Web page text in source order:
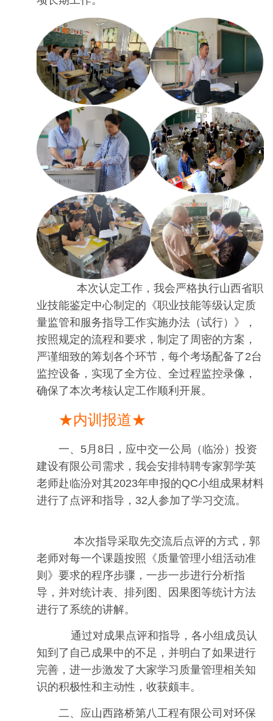
本次认定工作，我会严格执行山西省职
业技能鉴定中心制定的《职业技能等级认定质
量监管和服务指导工作实施办法（试行）》，
按照规定的流程和要求，制定了周密的方案，
严谨细致的筹划各个环节，每个考场配备了2台
监控设备，实现了全方位、全过程监控录像，
确保了本次考核认定工作顺利开展。
★内训报道★
一、5月8日，应中交一公局（临汾）投资
建设有限公司需求，我会安排特聘专家郭学英
老师赴临汾对其2023年申报的QC小组成果材料
进行了点评和指导，32人参加了学习交流。
本次指导采取先交流后点评的方式，郭
老师对每一个课题按照《质量管理小组活动准
则》要求的程序步骤，一步一步进行分析指
导，并对统计表、排列图、因果图等统计方法
进行了系统的讲解。
通过对成果点评和指导，各小组成员认
知到了自己成果中的不足，并明白了如果进行
完善，进一步激发了大家学习质量管理相关知
识的积极性和主动性，收获颇丰。
二、应山西路桥第八工程有限公司对环保